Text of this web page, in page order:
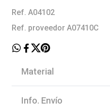
Ref. A04102
Ref. proveedor A07410C
Material
Info. Envío